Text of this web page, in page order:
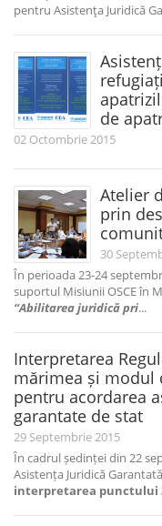
pentru Asistenţa Juridică
de
02 Octombrie 2015
Atelier
prin
30
În perioada 23-24
suportul Misiunii OSCE în
“Abilitarea juridică pri...
Interpretarea
mărimea și modul
pentru acordarea
garantate de stat
29 Septembrie 2015
În cadrul ședinței din 22
Asistența Juridică
interpretarea punctului